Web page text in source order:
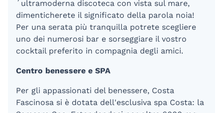
´ultramoderna discoteca con vista sul mare,
dimenticherete il significato della parola noia!
Per una serata più tranquilla potrete scegliere
uno dei numerosi bar e sorseggiare il vostro
cocktail preferito in compagnia degli amici.
Centro benessere e SPA
Per gli appassionati del benessere, Costa
Fascinosa si è dotata dell'esclusiva spa Costa: la